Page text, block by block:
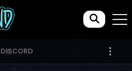
DISCORD